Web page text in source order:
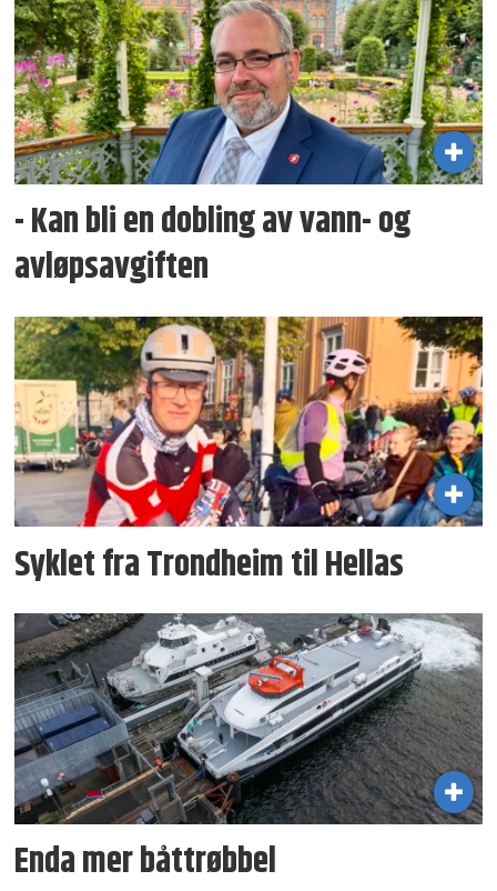
- Kan bli en dobling av vann- og
avløpsavgiften
Syklet fra Trondheim til Hellas
Enda mer båttrøbbel